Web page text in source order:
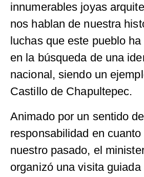
innumerables joyas
nos hablan de nuestra
luchas que este pueblo
en la búsqueda de una
nacional, siendo un
Castillo de Chapultepec.
Animado por un sentido de
responsabilidad en
nuestro pasado, el
organizó una visita